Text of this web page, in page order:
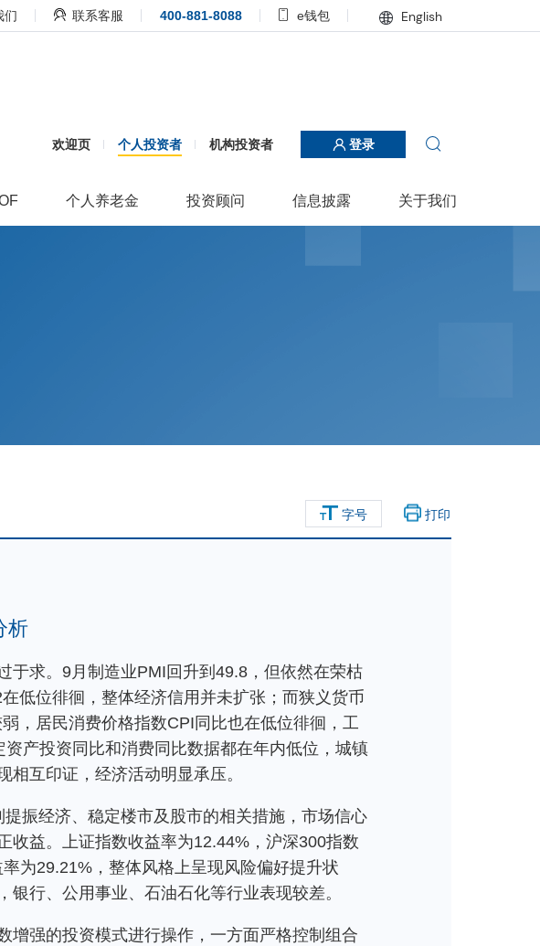
们 联系客服 400-881-8088 e钱包 English
欢迎页 个人投资者 机构投资者 登录
个人养老金 投资顾问 信息披露 关于我们
字号 打印
析
于求。9月制造业PMI回升到49.8，但依然在荣枯
低位徘徊，整体经济信用并未扩张；而狭义货币
，居民消费价格指数CPI同比也在低位徘徊，工
产投资同比和消费同比数据都在年内低位，城镇
互印证，经济活动明显承压。
振经济、稳定楼市及股市的相关措施，市场信心
收益。上证指数收益率为12.44%，沪深300指数
为29.21%，整体风格上呈现风险偏好提升状
行、公用事业、石油石化等行业表现较差。
增强的投资模式进行操作，一方面严格控制组合